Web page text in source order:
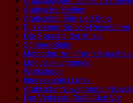
Arabische Medien
Arabischer Film und Kino
Ein kleiner Sprach-Reiseführer
Die Sprache der Musik
Schöne Bilder
Methoden zum Fremdsprachen
Linguistik allgemein
Workshops
Interessantes Links
Arabische Newsgroups,
Der Verfasser Stellt Sich Vor